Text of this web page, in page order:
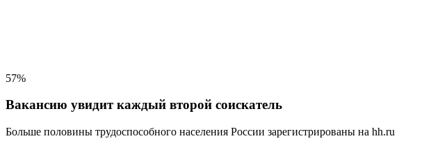
57%
Вакансию увидит каждый второй соискатель
Больше половины трудоспособного населения России зарегистрированы на hh.ru